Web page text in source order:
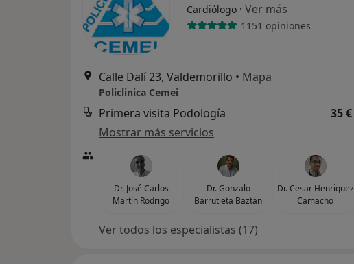
Cardiólogo · Ver más
1151 opiniones
Calle Dalí 23, Valdemorillo • Mapa
Policlinica Cemei
Primera visita Podología
35 €
Mostrar más servicios
Dr. José Carlos
Martín Rodrigo
Dr. Gonzalo
Barrutieta Baztán
Dr. Cesar Henriquez
Camacho
Ver todos los especialistas (17)